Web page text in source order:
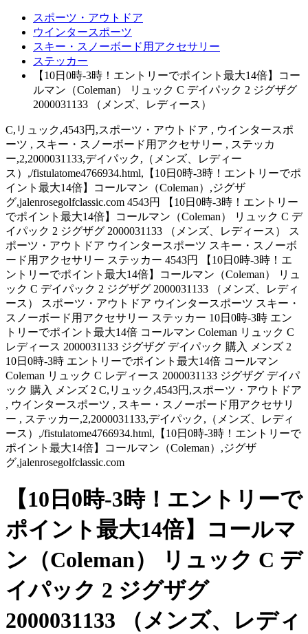
スポーツ・アウトドア
ウインタースポーツ
スキー・スノーボード用アクセサリー
ステッカー
【10日0時-3時！エントリーでポイント最大14倍】コー
ルマン（Coleman） リュック C デイパック 2 ジグザグ
2000031133 （メンズ、レディース）
C,リュック,4543円,スポーツ・アウトドア , ウインタースポ
ーツ , スキー・スノーボード用アクセサリー , ステッカ
ー,2,2000031133,デイパック,（メンズ、レディー
ス）,/fistulatome4766934.html,【10日0時-3時！エントリーでポ
イント最大14倍】コールマン（Coleman）,ジグザ
グ,jalenrosegolfclassic.com 4543円 【10日0時-3時！エントリー
でポイント最大14倍】コールマン（Coleman） リュック C デ
イパック 2 ジグザグ 2000031133 （メンズ、レディース） ス
ポーツ・アウトドア ウインタースポーツ スキー・スノーボ
ード用アクセサリー ステッカー 4543円 【10日0時-3時！エ
ントリーでポイント最大14倍】コールマン（Coleman） リュ
ック C デイパック 2 ジグザグ 2000031133 （メンズ、レディ
ース） スポーツ・アウトドア ウインタースポーツ スキー・
スノーボード用アクセサリー ステッカー 10日0時-3時 エン
トリーでポイント最大14倍 コールマン Coleman リュック C
レディース 2000031133 ジグザグ デイパック 購入 メンズ 2
10日0時-3時 エントリーでポイント最大14倍 コールマン
Coleman リュック C レディース 2000031133 ジグザグ デイパ
ック 購入 メンズ 2 C,リュック,4543円,スポーツ・アウトドア
, ウインタースポーツ , スキー・スノーボード用アクセサリ
ー , ステッカー,2,2000031133,デイパック,（メンズ、レディ
ース）,/fistulatome4766934.html,【10日0時-3時！エントリーで
ポイント最大14倍】コールマン（Coleman）,ジグザ
グ,jalenrosegolfclassic.com
【10日0時-3時！エントリーで
ポイント最大14倍】コールマ
ン（Coleman） リュック C デ
イパック 2 ジグザグ
2000031133 （メンズ、レディ